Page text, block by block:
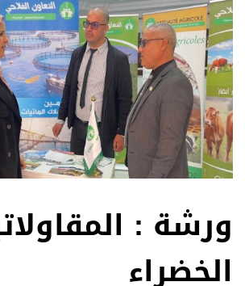
ورشة :
الخضراء